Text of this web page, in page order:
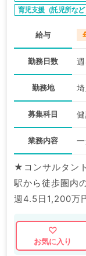
育児支援（託児所など
給与
勤務日数
勤務地
募集科目
業務内容
★コンサルタン
駅から徒歩圏内
週4.5日1,200万
マイナビお気に入り